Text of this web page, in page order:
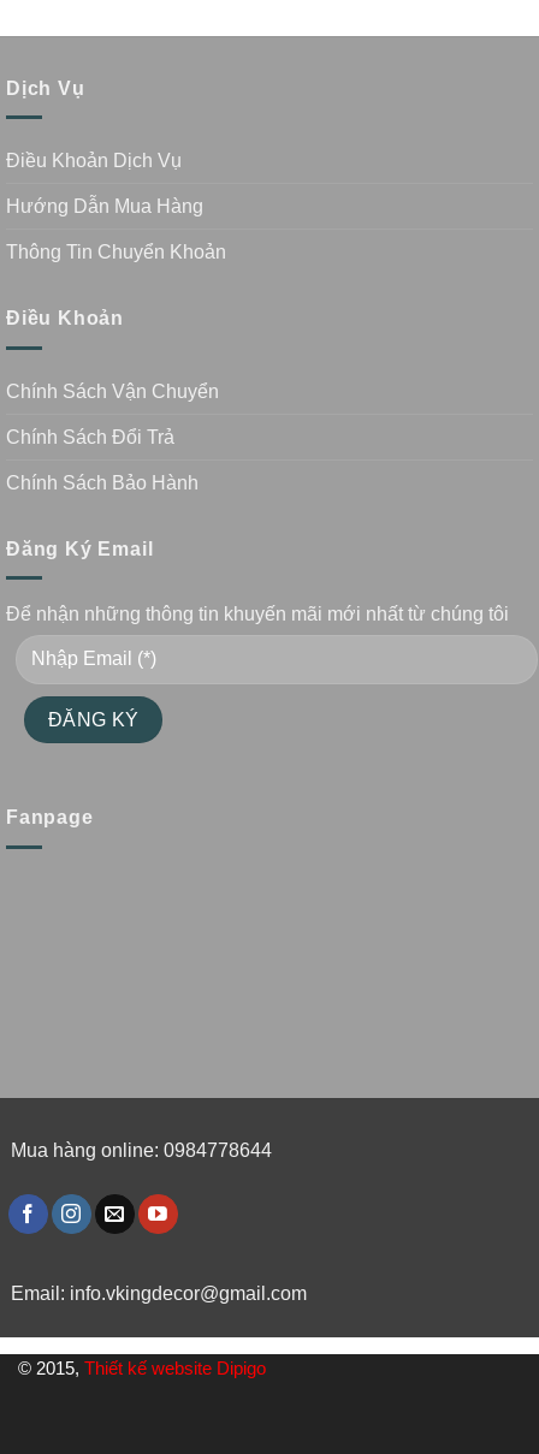
Dịch Vụ
Điều Khoản Dịch Vụ
Hướng Dẫn Mua Hàng
Thông Tin Chuyển Khoản
Điều Khoản
Chính Sách Vận Chuyển
Chính Sách Đổi Trả
Chính Sách Bảo Hành
Đăng Ký Email
Để nhận những thông tin khuyến mãi mới nhất từ chúng tôi
Fanpage
Mua hàng online: 0984778644
Email: info.vkingdecor@gmail.com
© 2015, Thiết kế website Dipigo